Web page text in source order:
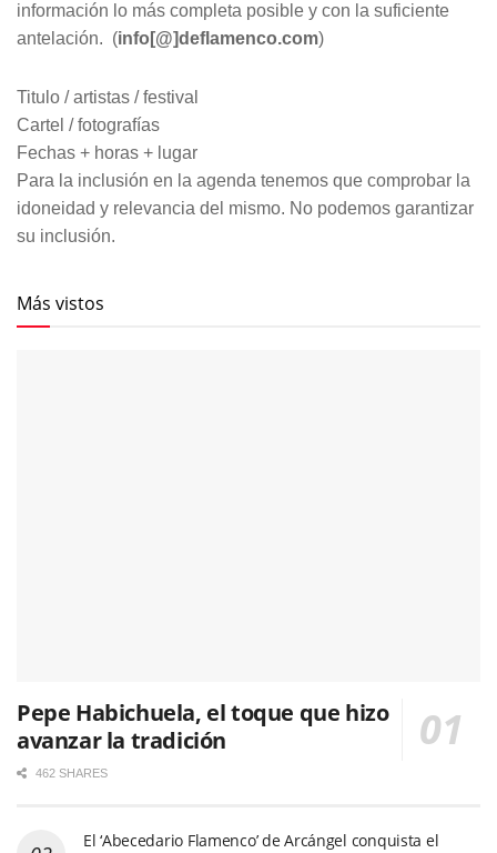
información lo más completa posible y con la suficiente
antelación. (info[@]deflamenco.com)
Titulo / artistas / festival
Cartel / fotografías
Fechas + horas + lugar
Para la inclusión en la agenda tenemos que comprobar la
idoneidad y relevancia del mismo. No podemos garantizar
su inclusión.
Más vistos
Pepe Habichuela, el toque que hizo
avanzar la tradición
462 SHARES
El ‘Abecedario Flamenco’ de Arcángel conquista el